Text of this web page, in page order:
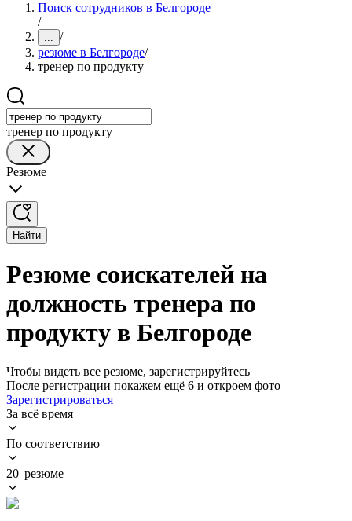
Поиск сотрудников в Белгороде
/
... /
резюме в Белгороде/
тренер по продукту
тренер по продукту
Резюме
Найти
Резюме соискателей на
должность тренера по
продукту в Белгороде
Чтобы видеть все резюме, зарегистрируйтесь
После регистрации покажем ещё 6 и откроем фото
Зарегистрироваться
За всё время
По соответствию
20 резюме